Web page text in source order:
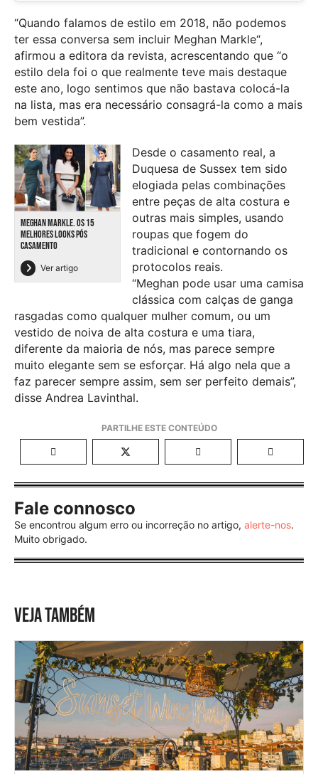
“Quando falamos de estilo em 2018, não podemos
ter essa conversa sem incluir Meghan Markle“,
afirmou a editora da revista, acrescentando que “o
estilo dela foi o que realmente teve mais destaque
este ano, logo sentimos que não bastava colocá-la
na lista, mas era necessário consagrá-la como a mais
bem vestida”.
MEGHAN MARKLE. OS 15
MELHORES LOOKS PÓS
CASAMENTO
Ver artigo
Desde o casamento real, a
Duquesa de Sussex tem sido
elogiada pelas combinações
entre peças de alta costura e
outras mais simples, usando
roupas que fogem do
tradicional e contornando os
protocolos reais.
“Meghan pode usar uma camisa
clássica com calças de ganga
rasgadas como qualquer mulher comum, ou um
vestido de noiva de alta costura e uma tiara,
diferente da maioria de nós, mas parece sempre
muito elegante sem se esforçar. Há algo nela que a
faz parecer sempre assim, sem ser perfeito demais”,
disse Andrea Lavinthal.
Fale connosco
Se encontrou algum erro ou incorreção no artigo, alerte-nos.
Muito obrigado.
VEJA TAMBÉM